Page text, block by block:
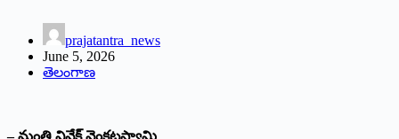
prajatantra_news
June 5, 2026
తెలంగాణ
– మంత్రి వివేక్ వెంకటస్వామి